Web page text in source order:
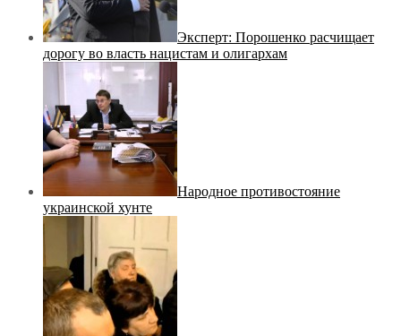
Эксперт: Порошенко расчищает
дорогу во власть нацистам и олигархам
Народное противостояние
украинской хунте